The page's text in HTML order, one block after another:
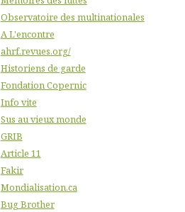
Observatoire des multinationales
A L'encontre
ahrf.revues.org/
Historiens de garde
Fondation Copernic
Info vite
Sus au vieux monde
GRIB
Article 11
Fakir
Mondialisation.ca
Bug Brother